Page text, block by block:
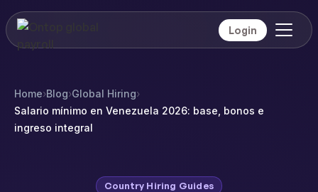
Login
Home›Blog›Global Hiring›
Salario mínimo en Venezuela 2026: base, bonos e
ingreso integral
Country Hiring Guides